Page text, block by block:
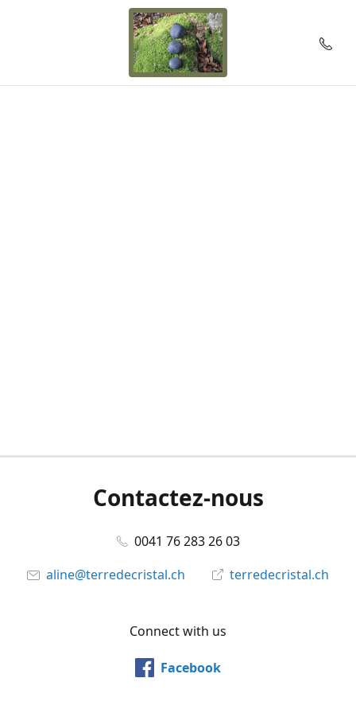
Contactez-nous
0041 76 283 26 03
aline@terredecristal.ch
terredecristal.ch
Connect with us
Facebook